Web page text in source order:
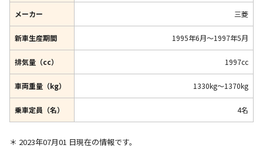
メーカー 三菱
新車生産期間 1995年6月～1997年5月
排気量（cc） 1997cc
車両重量（kg） 1330kg～1370kg
乗車定員（名） 4名
＊ 2023年07月01 日現在の情報です。